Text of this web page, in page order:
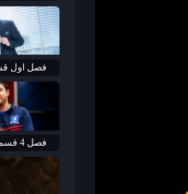
فصل اول قسمت 1 و 2 زیرنویس